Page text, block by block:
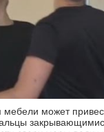
мебели может